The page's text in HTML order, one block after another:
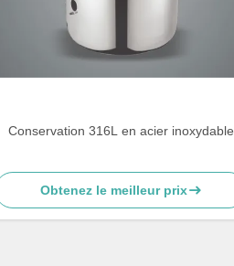
Conservation 316L en acier inoxydable
Obtenez le meilleur prix